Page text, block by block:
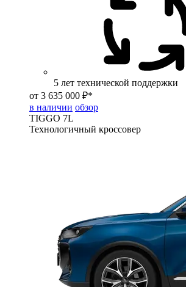
5 лет технической поддержки
от 3 635 000 ₽*
в наличии обзор
TIGGO 7L
Технологичный кроссовер